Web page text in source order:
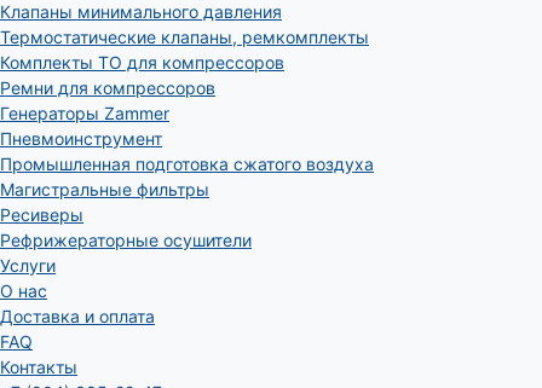
Клапаны минимального давления
Термостатические клапаны, ремкомплекты
Комплекты ТО для компрессоров
Ремни для компрессоров
Генераторы Zammer
Пневмоинструмент
Промышленная подготовка сжатого воздуха
Магистральные фильтры
Ресиверы
Рефрижераторные осушители
Услуги
О нас
Доставка и оплата
FAQ
Контакты